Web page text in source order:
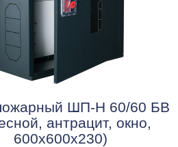
ШП-Н 60/60 БВ
антрацит, окно,
600х600х230)